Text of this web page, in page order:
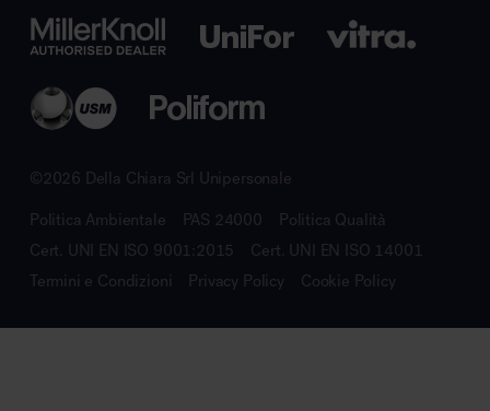
©2026 Della Chiara Srl Unipersonale
Politica Ambientale PAS 24000
Politica Qualità
Cert. UNI EN ISO 9001:2015
Cert. UNI EN ISO 14001
Termini e Condizioni
Privacy Policy Cookie Policy